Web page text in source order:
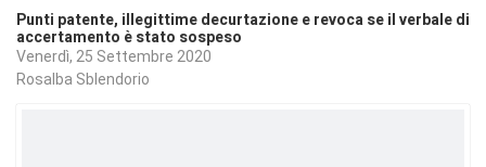
Punti patente, illegittime decurtazione e revoca se il verbale di
accertamento è stato sospeso
Venerdì, 25 Settembre 2020
Rosalba Sblendorio